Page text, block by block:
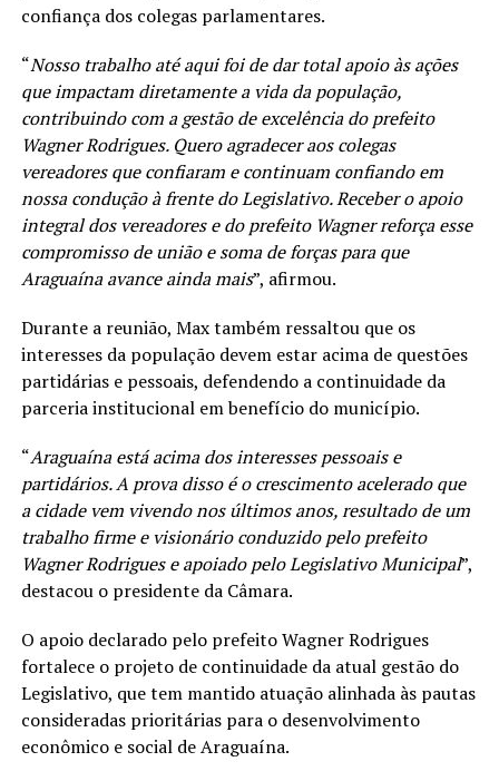
confiança dos colegas parlamentares.
“Nosso trabalho até aqui foi de dar total apoio às ações
que impactam diretamente a vida da população,
contribuindo com a gestão de excelência do prefeito
Wagner Rodrigues. Quero agradecer aos colegas
vereadores que confiaram e continuam confiando em
nossa condução à frente do Legislativo. Receber o apoio
integral dos vereadores e do prefeito Wagner reforça esse
compromisso de união e soma de forças para que
Araguaína avance ainda mais”, afirmou.
Durante a reunião, Max também ressaltou que os
interesses da população devem estar acima de questões
partidárias e pessoais, defendendo a continuidade da
parceria institucional em benefício do município.
“Araguaína está acima dos interesses pessoais e
partidários. A prova disso é o crescimento acelerado que
a cidade vem vivendo nos últimos anos, resultado de um
trabalho firme e visionário conduzido pelo prefeito
Wagner Rodrigues e apoiado pelo Legislativo Municipal”,
destacou o presidente da Câmara.
O apoio declarado pelo prefeito Wagner Rodrigues
fortalece o projeto de continuidade da atual gestão do
Legislativo, que tem mantido atuação alinhada às pautas
consideradas prioritárias para o desenvolvimento
econômico e social de Araguaína.